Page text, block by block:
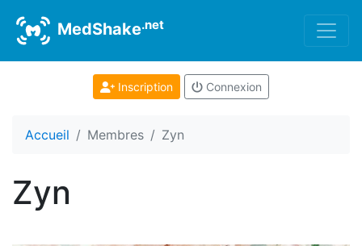
MedShake.net
Inscription Connexion
Accueil Membres Zyn
Zyn